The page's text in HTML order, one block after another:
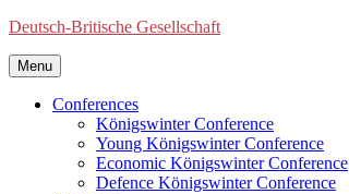
Deutsch-Britische Gesellschaft
Menu
Conferences
Königswinter Conference
Young Königswinter Conference
Economic Königswinter Conference
Defence Königswinter Conference